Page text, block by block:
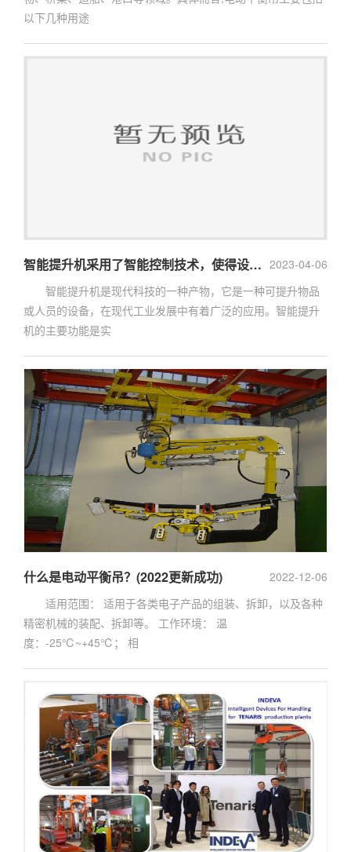
以下几种用途
2023-04-06
智能提升机采用了智能控制技术，使得设备具有更高的灵活性和智能性
智能提升机是现代科技的一种产物，它是一种可提升物品
或人员的设备，在现代工业发展中有着广泛的应用。智能提升
机的主要功能是实
2022-12-06
什么是电动平衡吊？(2022更新成功)
适用范围： 适用于各类电子产品的组装、拆卸，以及各种
精密机械的装配、拆卸等。 工作环境： 温
度：-25℃~+45℃； 相